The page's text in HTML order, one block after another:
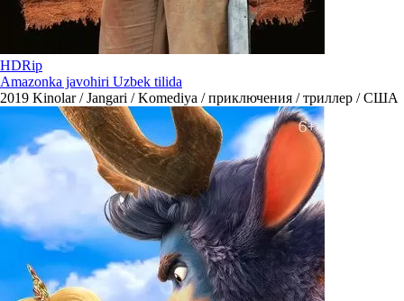
HDRip
Amazonka javohiri Uzbek tilida
2019 Kinolar / Jangari / Komediya / приключения / триллер / США